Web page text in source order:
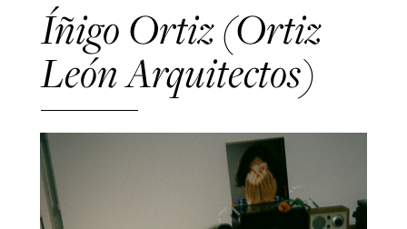
Íñigo Ortiz (Ortiz
León Arquitectos)